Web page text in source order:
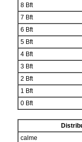
8 Bft
7 Bft
6 Bft
5 Bft
4 Bft
3 Bft
2 Bft
1 Bft
0 Bft
calme